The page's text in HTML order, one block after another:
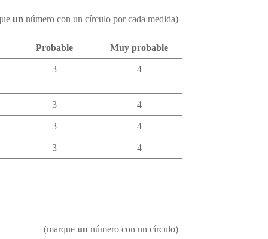
un número con un círculo por cada medida)
Probable Muy probable
3 4
3 4
3 4
3 4
(marque un número con un círculo)